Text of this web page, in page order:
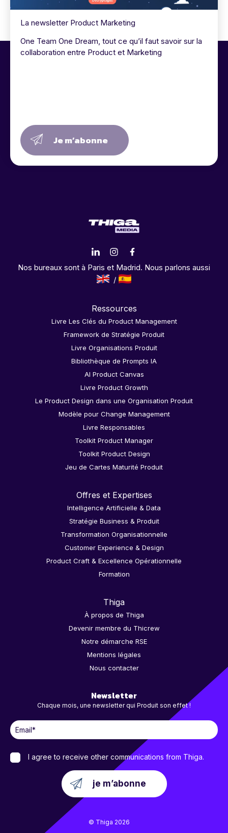
La newsletter Product Marketing
One Team One Dream, tout ce qu’il faut savoir sur la
collaboration entre Product et Marketing
Je m’abonne
Nos bureaux sont à Paris et Madrid. Nous parlons aussi
Ressources
Livre Les Clés du Product Management
Framework de Stratégie Produit
Livre Organisations Produit
Bibliothèque de Prompts IA
AI Product Canvas
Livre Product Growth
Le Product Design dans une Organisation Produit
Modèle pour Change Management
Livre Responsables
Toolkit Product Manager
Toolkit Product Design
Jeu de Cartes Maturité Produit
Offres et Expertises
Intelligence Artificielle & Data
Stratégie Business & Produit
Transformation Organisationnelle
Customer Experience & Design
Product Craft & Excellence Opérationnelle
Formation
Thiga
À propos de Thiga
Devenir membre du Thicrew
Notre démarche RSE
Mentions légales
Nous contacter
Newsletter
Chaque mois, une newsletter qui Produit son effet !
I agree to receive other communications from Thiga.
© Thiga 2026